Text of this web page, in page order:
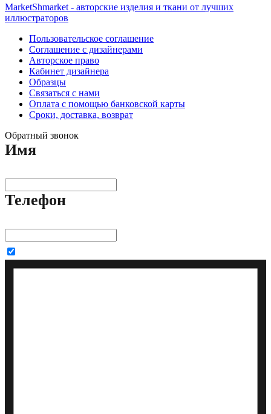
MarketShmarket - авторские изделия и ткани от лучших
иллюстраторов
Пользовательское соглашение
Соглашение с дизайнерами
Авторское право
Кабинет дизайнера
Образцы
Связаться с нами
Оплата с помощью банковской карты
Сроки, доставка, возврат
Обратный звонок
Имя
Телефон